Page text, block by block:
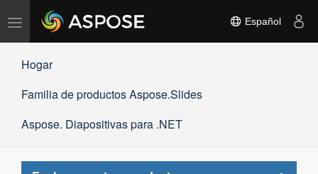
Alternar
navegación
Español
Hogar
Familia de productos Aspose.Slides
Aspose. Diapositivas para .NET